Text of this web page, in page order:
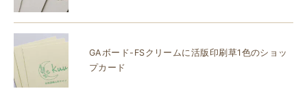
GAボード-FSクリームに活版印刷草1色のショッ
プカード